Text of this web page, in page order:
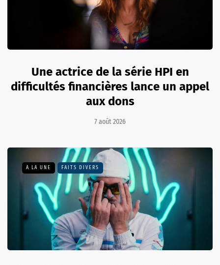
Une actrice de la série HPI en
difficultés financières lance un appel
aux dons
7 août 2026
A LA UNE FAITS DIVERS